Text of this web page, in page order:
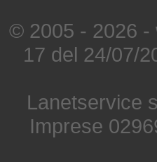
© 2005 - 2026
17 del 24/07/
Lanetservice
Imprese